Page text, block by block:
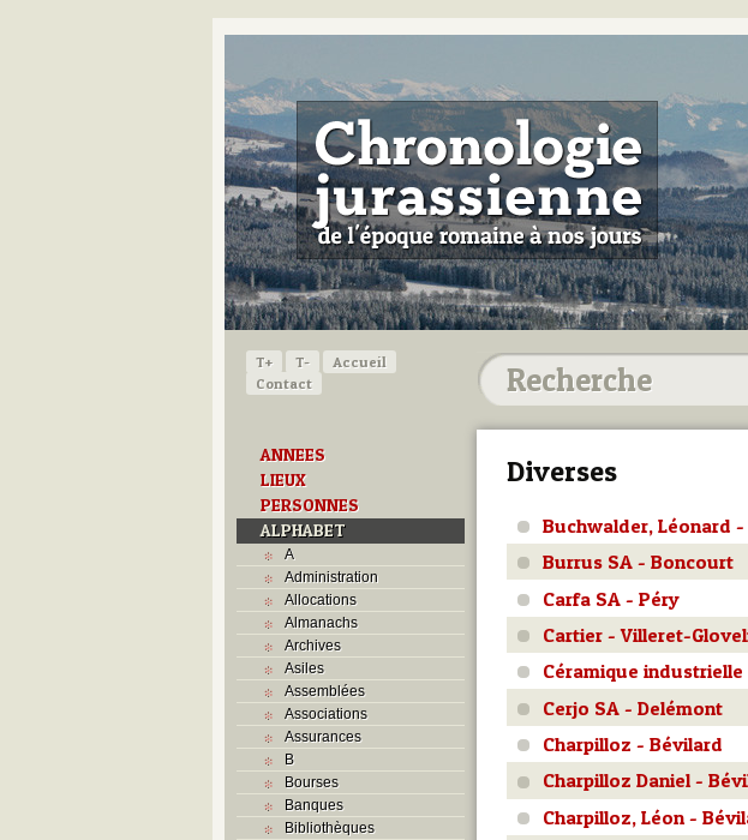
T+ T-
Accueil
Contact
ANNEES
LIEUX
PERSONNES
ALPHABET
A
Administration
Allocations
Almanachs
Archives
Asiles
Assemblées
Associations
Assurances
B
Bourses
Banques
Bibliothèques
Diverses
Buchwalder, Léonard
Burrus SA - Boncourt
Carfa SA - Péry
Cartier - Villeret-
Céramique
Cerjo SA - Delémont
Charpilloz - Bévilard
Charpilloz Daniel -
Charpilloz, Léon -